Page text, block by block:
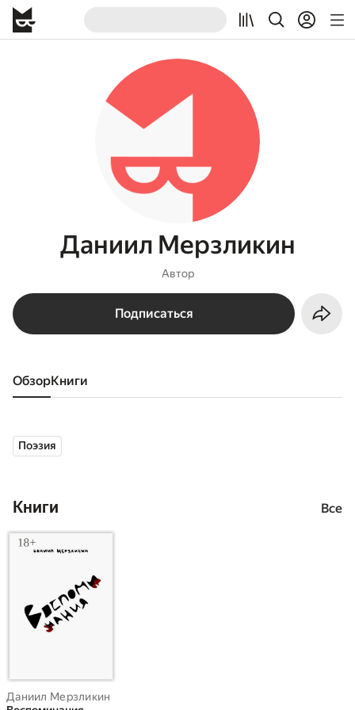
Даниил Мерзликин
Автор
Подписаться
Обзор книги
Поэзия
Книги Все
Даниил Мерзликин